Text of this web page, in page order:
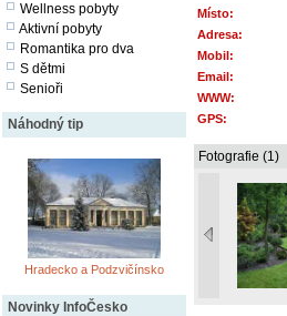
Wellness pobyty
Aktivní pobyty
Romantika pro dva
S dětmi
Senioři
Náhodný tip
Hradecko a Podzvičínsko
Novinky InfoČesko
Místo:
Adresa:
Mobil:
Email:
WWW:
GPS:
Fotografie (1)